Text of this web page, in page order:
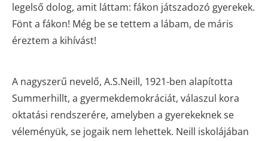
legelső dolog, amit láttam: fákon játszadozó gyerekek.
Fönt a fákon! Még be se tettem a lábam, de máris
éreztem a kihívást!
A nagyszerű nevelő, A.S.Neill, 1921-ben alapította
Summerhillt, a gyermekdemokráciát, válaszul kora
oktatási rendszerére, amelyben a gyerekeknek se
véleményük, se jogaik nem lehettek. Neill iskolájában